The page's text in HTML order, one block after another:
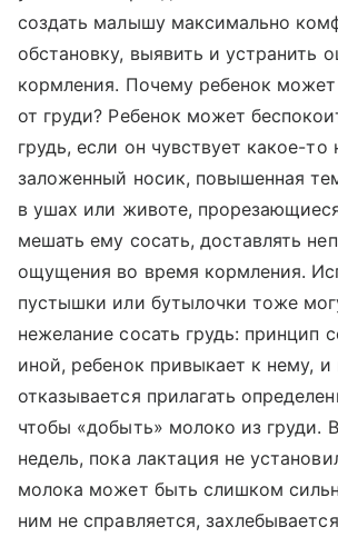
создать малышу максимально
обстановку, выявить и устранить
кормления. Почему ребенок может
от груди? Ребенок может
грудь, если он чувствует какое-то
заложенный носик, повышенная
в ушах или животе,
мешать ему сосать, доставлять
ощущения во время кормления.
пустышки или бутылочки тоже
нежелание сосать грудь: принцип
иной, ребенок привыкает к нему,
отказывается прилагать
чтобы «добыть» молоко из груди.
недель, пока лактация не
молока может быть слишком
ним не справляется,